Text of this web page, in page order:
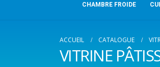
CHAMBRE FROIDE
ACCUEIL CATALOGUE
VITRINE